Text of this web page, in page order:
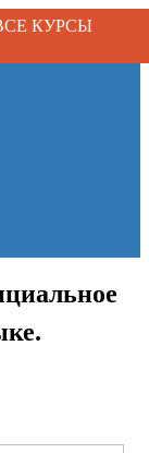
ВСЕ КУРСЫ